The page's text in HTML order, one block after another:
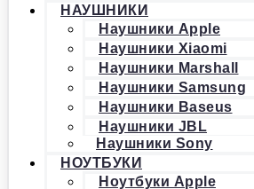
НАУШНИКИ
Наушники Apple
Наушники Xiaomi
Наушники Marshall
Наушники Samsung
Наушники Baseus
Наушники JBL
Наушники Sony
НОУТБУКИ
Ноутбуки Apple